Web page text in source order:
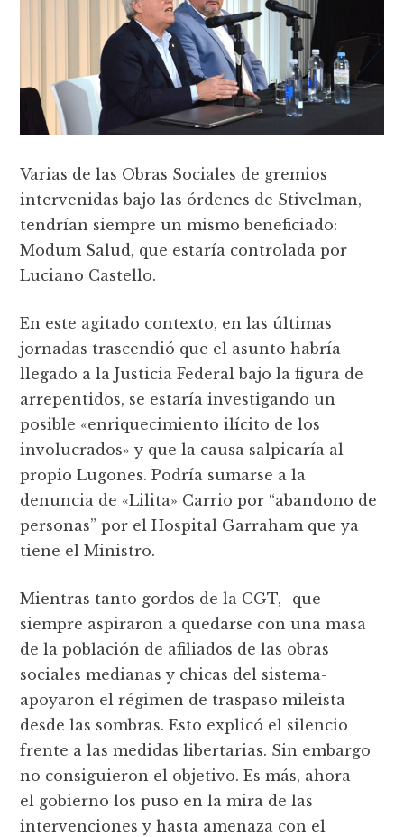
Varias de las Obras Sociales de gremios
intervenidas bajo las órdenes de Stivelman,
tendrían siempre un mismo beneficiado:
Modum Salud, que estaría controlada por
Luciano Castello.
En este agitado contexto, en las últimas
jornadas trascendió que el asunto habría
llegado a la Justicia Federal bajo la figura de
arrepentidos, se estaría investigando un
posible «enriquecimiento ilícito de los
involucrados» y que la causa salpicaría al
propio Lugones. Podría sumarse a la
denuncia de «Lilita» Carrio por “abandono de
personas” por el Hospital Garraham que ya
tiene el Ministro.
Mientras tanto gordos de la CGT, -que
siempre aspiraron a quedarse con una masa
de la población de afiliados de las obras
sociales medianas y chicas del sistema-
apoyaron el régimen de traspaso mileista
desde las sombras. Esto explicó el silencio
frente a las medidas libertarias. Sin embargo
no consiguieron el objetivo. Es más, ahora
el gobierno los puso en la mira de las
intervenciones y hasta amenaza con el